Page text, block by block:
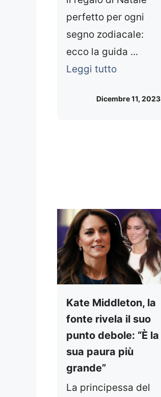
perfetto per ogni
segno zodiacale:
ecco la guida ...
Leggi tutto
Dicembre 11, 2023
Kate Middleton, la
fonte rivela il suo
punto debole: “È la
sua paura più
grande”
La principessa del